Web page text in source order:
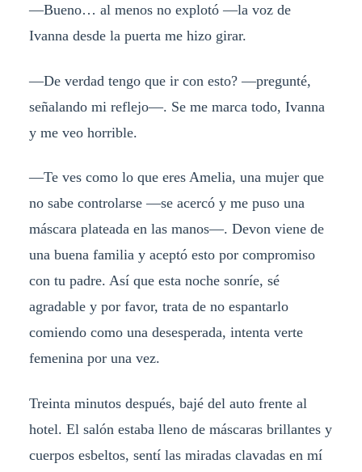
—Bueno… al menos no explotó —la voz de
Ivanna desde la puerta me hizo girar.
—De verdad tengo que ir con esto? —pregunté,
señalando mi reflejo—. Se me marca todo, Ivanna
y me veo horrible.
—Te ves como lo que eres Amelia, una mujer que
no sabe controlarse —se acercó y me puso una
máscara plateada en las manos—. Devon viene de
una buena familia y aceptó esto por compromiso
con tu padre. Así que esta noche sonríe, sé
agradable y por favor, trata de no espantarlo
comiendo como una desesperada, intenta verte
femenina por una vez.
Treinta minutos después, bajé del auto frente al
hotel. El salón estaba lleno de máscaras brillantes y
cuerpos esbeltos, sentí las miradas clavadas en mí